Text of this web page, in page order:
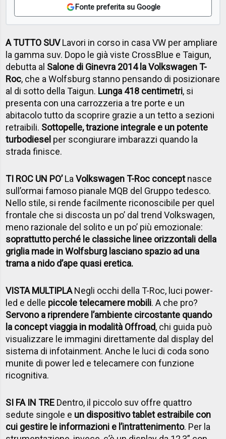
Fonte preferita su Google
A TUTTO SUVLavori in corso in casa VW per ampliare
la gamma suv. Dopo le già viste CrossBlue e Taigun,
debutta al Salone di Ginevra 2014 la Volkswagen T-
Roc, che a Wolfsburg stanno pensando di posizionare
al di sotto della Taigun. Lunga 418 centimetri, si
presenta con una carrozzeria a tre porte e un
abitacolo tutto da scoprire grazie a un tetto a sezioni
retraibili. Sottopelle, trazione integrale e un potente
turbodiesel per scongiurare imbarazzi quando la
strada finisce.
TI ROC UN PO’LaVolkswagen T-Roc conceptnasce
sull’ormai famoso pianale MQB del Gruppo tedesco.
Nello stile, si rende facilmente riconoscibile per quel
frontale che si discosta un po’ dal trend Volkswagen,
meno razionale del solito e un po’ più emozionale:
soprattutto perché le classiche linee orizzontali della
griglia made in Wolfsburg lasciano spazio ad una
trama a nido d’ape quasi eretica.
VISTA MULTIPLANegli occhi della T-Roc, luci power-
led e delle piccole telecamere mobili. A che pro?
Servono a riprendere l’ambiente circostante quando
la concept viaggia in modalità Offroad, chi guida può
visualizzare le immagini direttamente dal display del
sistema di infotainment. Anche le luci di coda sono
munite di power led e telecamere con funzione
ricognitiva.
SI FA IN TRE Dentro, il piccolo suv offre quattro
sedute singole e un dispositivo tablet estraibile con
cui gestire le informazioni e l’intrattenimento. Per la